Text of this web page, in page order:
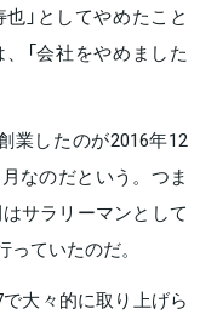
」としてやめたこと
「会社をやめました
業したのが2016年12
なのだという。つま
サラリーマンとして
ていたのだ。
大々的に取り上げら